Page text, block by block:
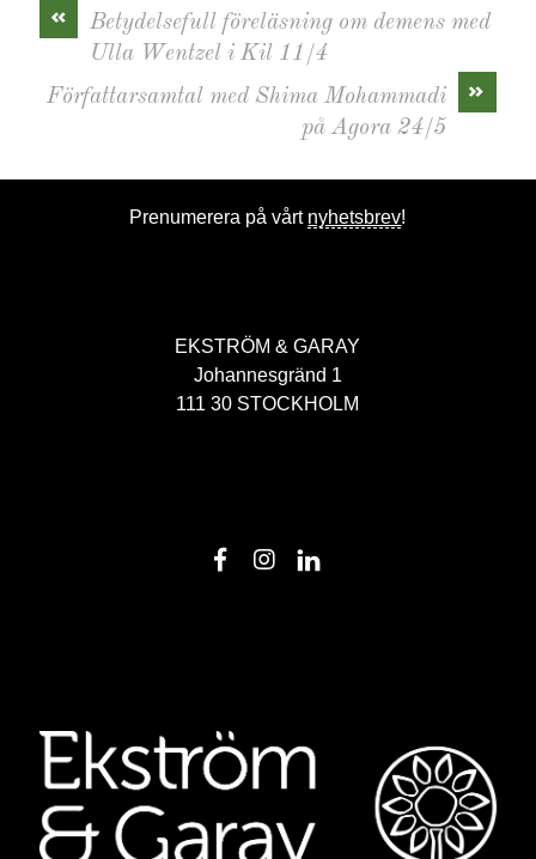
«
Betydelsefull föreläsning om demens med
Ulla Wentzel i Kil 11/4
»
Författarsamtal med Shima Mohammadi
på Agora 24/5
Prenumerera på vårt nyhetsbrev!
EKSTRÖM & GARAY
Johannesgränd 1
111 30 STOCKHOLM